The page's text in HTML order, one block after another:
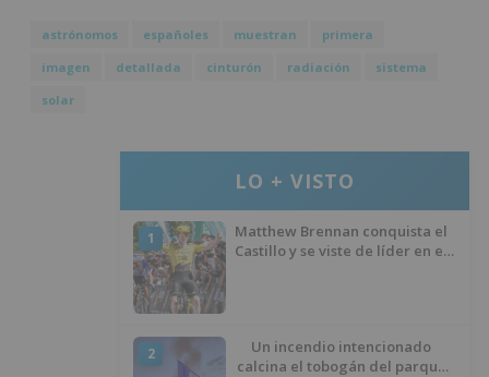
astrónomos españoles muestran
primera
imagen
detallada cinturón radiación
sistema
solar
LO + VISTO
1
Matthew Brennan conquista el
Castillo y se viste de líder en el
2
Un incendio intencionado
calcina el tobogán del parque